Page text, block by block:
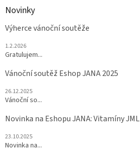
Novinky
Výherce vánoční soutěže
1.2.2026
Gratulujem...
Vánoční soutěž Eshop JANA 2025
26.12.2025
Vánoční so...
Novinka na Eshopu JANA: Vitamíny JML
23.10.2025
Novinka na...